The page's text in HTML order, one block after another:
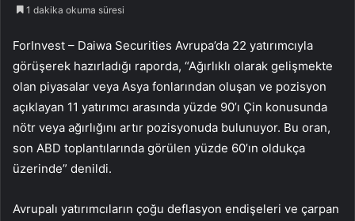
1 dakika okuma süresi
ForInvest – Daiwa Securities Avrupa’da 22 yatırımcıyla
görüşerek hazırladığı raporda, “Ağırlıklı olarak gelişmekte
olan piyasalar veya Asya fonlarından oluşan ve pozisyon
açıklayan 11 yatırımcı arasında yüzde 90’ı Çin konusunda
nötr veya ağırlığını artır pozisyonuda bulunuyor. Bu oran,
son ABD toplantılarında görülen yüzde 60’ın oldukça
üzerinde” denildi.
Avrupalı yatırımcıların çoğu deflasyon endişeleri ve çarpan